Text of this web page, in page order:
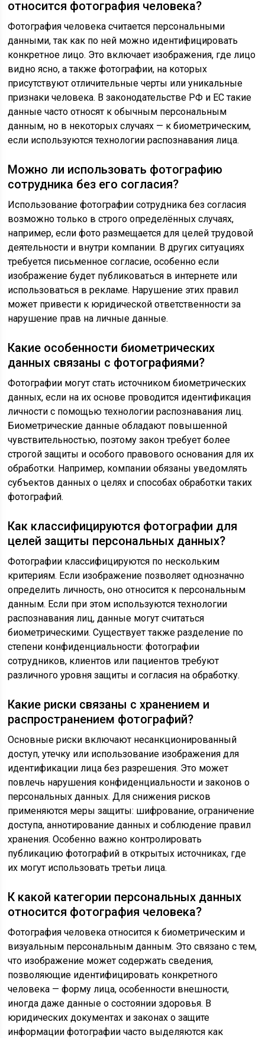
относится фотография человека?
Фотография человека считается персональными
данными, так как по ней можно идентифицировать
конкретное лицо. Это включает изображения, где лицо
видно ясно, а также фотографии, на которых
присутствуют отличительные черты или уникальные
признаки человека. В законодательстве РФ и ЕС такие
данные часто относят к обычным персональным
данным, но в некоторых случаях — к биометрическим,
если используются технологии распознавания лица.
Можно ли использовать фотографию
сотрудника без его согласия?
Использование фотографии сотрудника без согласия
возможно только в строго определённых случаях,
например, если фото размещается для целей трудовой
деятельности и внутри компании. В других ситуациях
требуется письменное согласие, особенно если
изображение будет публиковаться в интернете или
использоваться в рекламе. Нарушение этих правил
может привести к юридической ответственности за
нарушение прав на личные данные.
Какие особенности биометрических
данных связаны с фотографиями?
Фотографии могут стать источником биометрических
данных, если на их основе проводится идентификация
личности с помощью технологии распознавания лиц.
Биометрические данные обладают повышенной
чувствительностью, поэтому закон требует более
строгой защиты и особого правового основания для их
обработки. Например, компании обязаны уведомлять
субъектов данных о целях и способах обработки таких
фотографий.
Как классифицируются фотографии для
целей защиты персональных данных?
Фотографии классифицируются по нескольким
критериям. Если изображение позволяет однозначно
определить личность, оно относится к персональным
данным. Если при этом используются технологии
распознавания лиц, данные могут считаться
биометрическими. Существует также разделение по
степени конфиденциальности: фотографии
сотрудников, клиентов или пациентов требуют
различного уровня защиты и согласия на обработку.
Какие риски связаны с хранением и
распространением фотографий?
Основные риски включают несанкционированный
доступ, утечку или использование изображения для
идентификации лица без разрешения. Это может
повлечь нарушения конфиденциальности и законов о
персональных данных. Для снижения рисков
применяются меры защиты: шифрование, ограничение
доступа, аннотирование данных и соблюдение правил
хранения. Особенно важно контролировать
публикацию фотографий в открытых источниках, где
их могут использовать третьи лица.
К какой категории персональных данных
относится фотография человека?
Фотография человека относится к биометрическим и
визуальным персональным данным. Это связано с тем,
что изображение может содержать сведения,
позволяющие идентифицировать конкретного
человека — форму лица, особенности внешности,
иногда даже данные о состоянии здоровья. В
юридических документах и законах о защите
информации фотографии часто выделяются как